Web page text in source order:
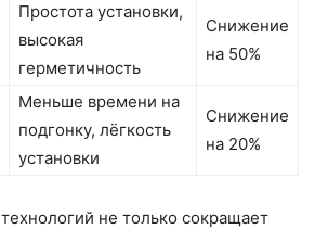
Простота установки,
высокая
герметичность
Снижение
на 50%
Меньше времени на
подгонку, лёгкость
установки
Снижение
на 20%
не только сокращает